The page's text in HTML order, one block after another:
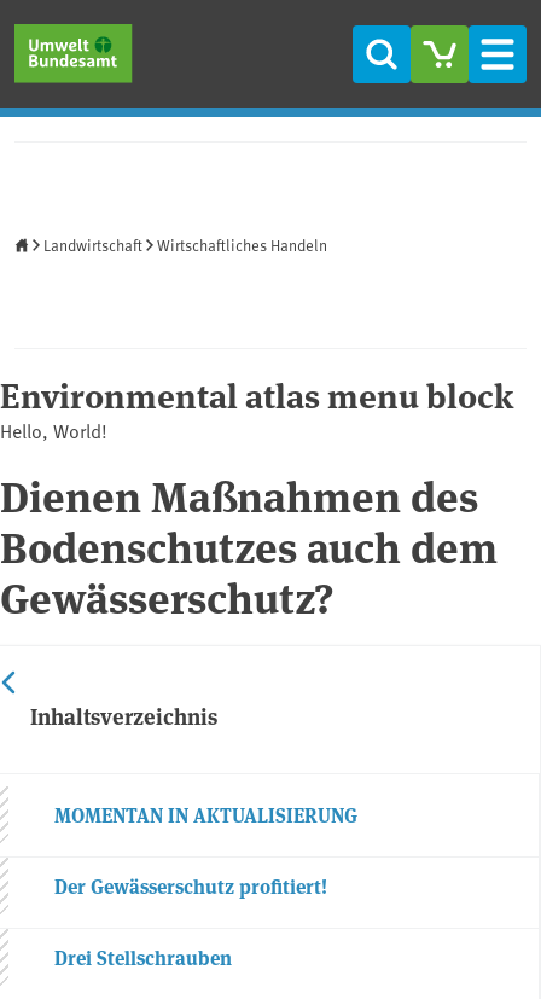
Suche
Landwirtschaft Wirtschaftliches Handeln
Environmental atlas menu block
Hello, World!
Dienen Maßnahmen des
Bodenschutzes auch dem
Gewässerschutz?
Inhaltsverzeichnis
MOMENTAN IN AKTUALISIERUNG
Der Gewässerschutz profitiert!
Drei Stellschrauben